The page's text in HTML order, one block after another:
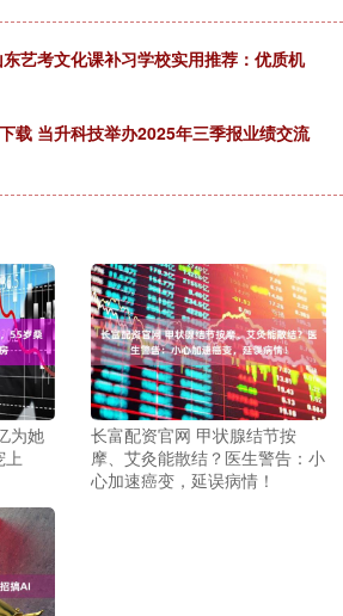
艺考文化课补习学校实用推荐：优质机
载 当升科技举办2025年三季报业绩交流
为她
上
长富配资官网 甲状腺结节按
摩、艾灸能散结？医生警告：小
心加速癌变，延误病情！